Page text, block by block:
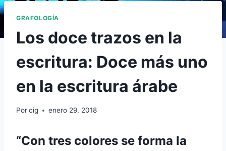
GRAFOLOGÍA
Los doce trazos en la
escritura: Doce más uno
en la escritura árabe
Porcig enero 29, 2018
“Con tres colores se forma la